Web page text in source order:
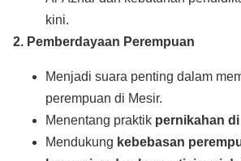
kini.
2. Pemberdayaan Perempuan
Menjadi suara penting dalam
perempuan di Mesir.
Menentang praktik pernikahan
Mendukung kebebasan